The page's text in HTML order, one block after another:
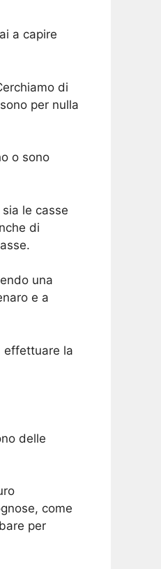
a capire
di
per nulla
o sono
le casse
di
una
e a
effettuare la
delle
come
per